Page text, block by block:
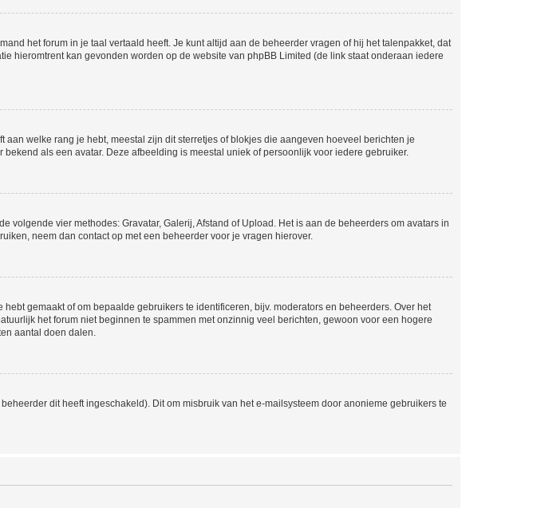
het forum in je taal vertaald heeft. Je kunt altijd aan de beheerder vragen of hij het talenpakket, dat
hieromtrent kan gevonden worden op de website van phpBB Limited (de link staat onderaan iedere
welke rang je hebt, meestal zijn dit sterretjes of blokjes die aangeven hoeveel berichten je
als een avatar. Deze afbeelding is meestal uniek of persoonlijk voor iedere gebruiker.
volgende vier methodes: Gravatar, Galerij, Afstand of Upload. Het is aan de beheerders om avatars in
neem dan contact op met een beheerder voor je vragen hierover.
gemaakt of om bepaalde gebruikers te identificeren, bijv. moderators en beheerders. Over het
het forum niet beginnen te spammen met onzinnig veel berichten, gewoon voor een hogere
aantal doen dalen.
dit heeft ingeschakeld). Dit om misbruik van het e-mailsysteem door anonieme gebruikers te